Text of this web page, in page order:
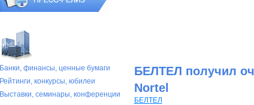
Банки, финансы, ценные бумаги
Рейтинги, конкурсы, юбилеи
Выставки, cеминары, конференции
БЕЛТЕЛ получил
Nortel
БЕЛТЕЛ